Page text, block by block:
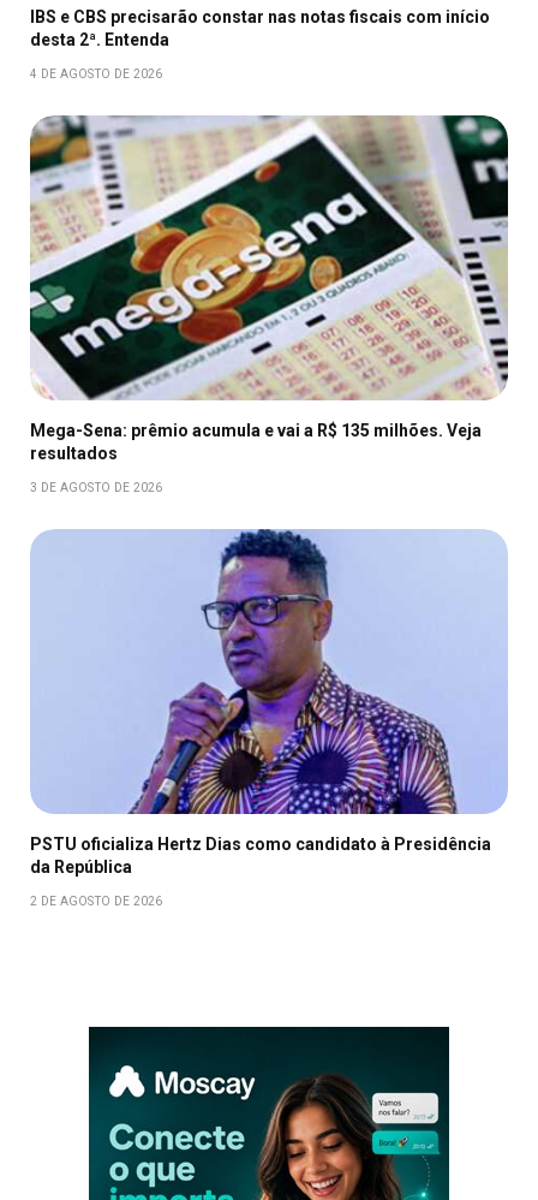
IBS e CBS precisarão constar nas notas fiscais com início
desta 2ª. Entenda
4 DE AGOSTO DE 2026
Mega-Sena: prêmio acumula e vai a R$ 135 milhões. Veja
resultados
3 DE AGOSTO DE 2026
PSTU oficializa Hertz Dias como candidato à Presidência
da República
2 DE AGOSTO DE 2026